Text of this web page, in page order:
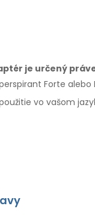
je určený
Forte alebo
vo vašom